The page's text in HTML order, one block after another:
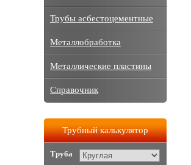
Трубы асбестоцементные
Металлобработка
Металлические пластины
Справочник
Трубный калькулятор
Труба